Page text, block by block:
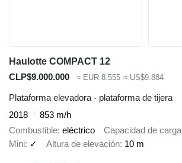
Haulotte COMPACT 12
CLP$9.000.000
≈ EUR 8.555 ≈ US$9.884
Plataforma elevadora - plataforma de tijera
2018
853 m/h
Combustible eléctrico Capacidad de carga
Mini ✓ Altura de elevación 10 m